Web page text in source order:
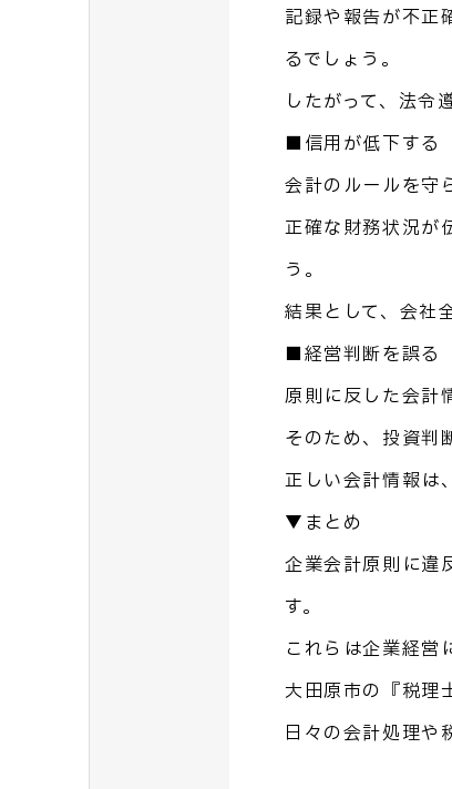
記録や報告が不正
るでしょう。
したがって、法令
■信用が低下する
会計のルールを守
正確な財務状況が
う。
結果として、会社
■経営判断を誤る
原則に反した会計
そのため、投資判
正しい会計情報は
▼まとめ
企業会計原則に違
す。
これらは企業経営
大田原市の『税理
日々の会計処理や